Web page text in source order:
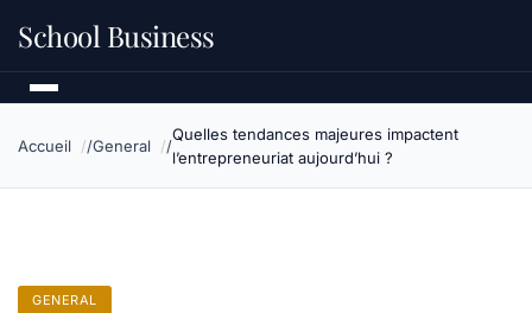
School Business
Accueil General
Quelles tendances majeures impactent
l’entrepreneuriat aujourd’hui ?
GENERAL